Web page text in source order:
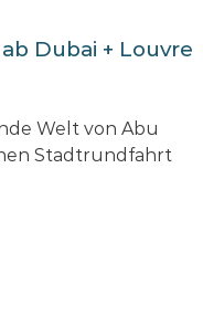
Dubai + Louvre
Welt von Abu
Stadtrundfahrt